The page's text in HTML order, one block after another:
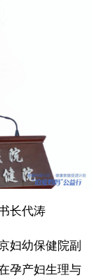
长代涛
妇幼保健院副
孕产妇生理与